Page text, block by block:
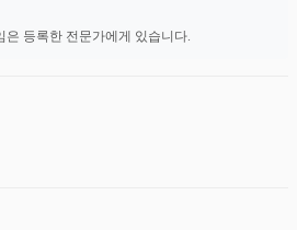
은 등록한 전문가에게 있습니다.